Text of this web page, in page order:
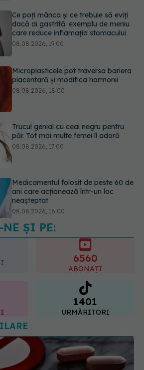
Microplasticele pot traversa bariera
placentară și modifica hormonii
08.08.2026, 18:00
Trucul genial cu ceai negru pentru
păr. Tot mai multe femei îl adoră
08.08.2026, 17:00
Medicamentul folosit de peste 60 de
ani care acționează într-un loc
neașteptat
Transpirații nocturne: semnul ignorat
care poate ascunde probleme
serioase de sănătate
08.08.2026, 20:00
NE ȘI PE:
6560
ABONAȚI
1401
URMĂRITORI